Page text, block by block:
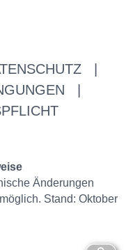
Änderungen
Stand: Oktober